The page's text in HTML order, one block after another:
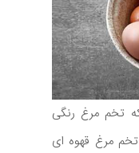
تخم مرغ رنگی
مرغ قهوه ای